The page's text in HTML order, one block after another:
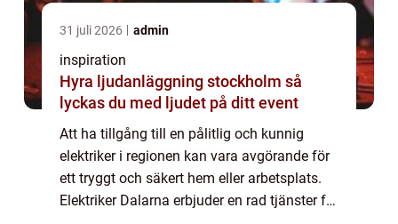
31 juli 2026 admin
inspiration
Hyra ljudanläggning stockholm så
lyckas du med ljudet på ditt event
Att ha tillgång till en pålitlig och kunnig
elektriker i regionen kan vara avgörande för
ett tryggt och säkert hem eller arbetsplats.
Elektriker Dalarna erbjuder en rad tjänster för